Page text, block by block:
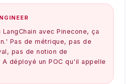
avec Pinecone, ça
Pas de métrique, pas de
pas de notion de
déployé un POC qu'il appelle